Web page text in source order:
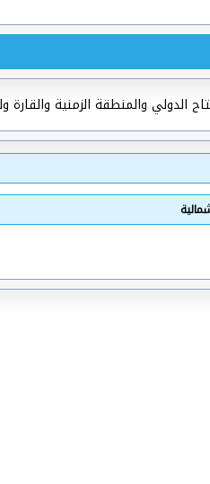
الدولي والمنطقة الزمنية والقارة